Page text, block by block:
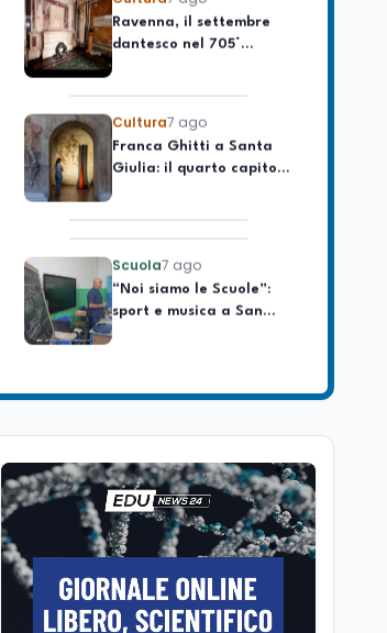
longevo dell’Italia
repubblicana
dantesco nel 705°
anniversario della morte
Cultura7 ago
Franca Ghitti a Santa
Giulia: il quarto capitolo
dei Palcoscenici
Scuola7 ago
“Noi siamo le Scuole”:
sport e musica a San
Miniato, STEM a Lerici
studente 14enne uccide
Editoriali7 ago
Camere in ferie,
riapertura il 9
settembre tra legge
premier Meloni attesa a
Bari il 4 settembre per
Cultura7 ago